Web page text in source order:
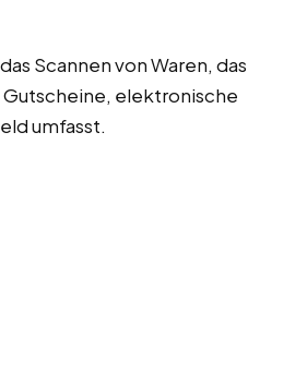
Scannen von Waren, das
elektronische
umfasst.